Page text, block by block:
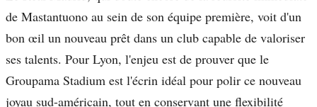
de Mastantuono au sein de son équipe première, voit d'un
bon œil un nouveau prêt dans un club capable de valoriser
ses talents. Pour Lyon, l'enjeu est de prouver que le
Groupama Stadium est l'écrin idéal pour polir ce nouveau
joyau sud-américain, tout en conservant une flexibilité